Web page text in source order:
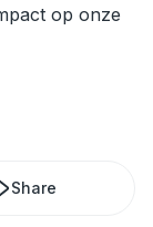
op onze
Share